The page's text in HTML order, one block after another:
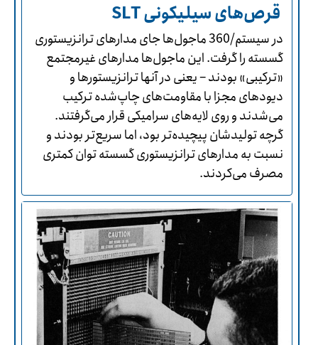
قرص‌های سیلیکونی SLT
در سیستم/360 ماجول‌ها جای مدارهای ترانزیستوری
گسسته را گرفت. این ماجول‌ها مدارهای غیرمجتمع
«ترکیبی» بودند – یعنی در آنها ترانزیستورها و
دیودهای مجزا با مقاومت‌های چاپ‌شده ترکیب
می‌شدند و روی لایه‌های سرامیکی قرار می‌گرفتند.
گرچه تولیدشان پیچیده‌تر بود، اما سریع‌تر بودند و
نسبت به مدارهای ترانزیستوری گسسته توان کمتری
مصرف می‌کردند.